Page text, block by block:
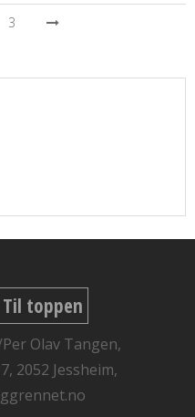
3
Til toppen
Olav Tangen,
2052 Jessheim,